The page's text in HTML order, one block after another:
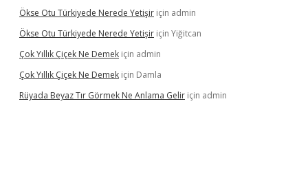
Ökse Otu Türkiyede Nerede Yetişir için admin
Ökse Otu Türkiyede Nerede Yetişir için Yiğitcan
Çok Yıllık Çiçek Ne Demek için admin
Çok Yıllık Çiçek Ne Demek için Damla
Rüyada Beyaz Tır Görmek Ne Anlama Gelir için admin